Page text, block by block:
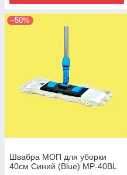
–50%
Швабра МОП для уборки
40см Синий (Blue) MP-40BL